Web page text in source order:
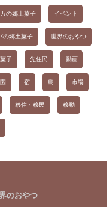
の郷土菓子 イベント
の郷土菓子 世界のおやつ
子 先住民 動画
宿 島 市場
移住・移民 移動
のおやつ